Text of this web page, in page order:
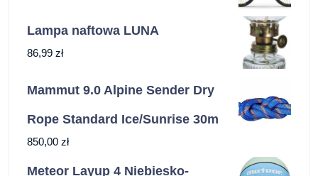
Lampa naftowa LUNA
86,99 zł
Mammut 9.0 Alpine Sender Dry
Rope Standard Ice/Sunrise 30m
850,00 zł
Meteor Layup 4 Niebiesko-